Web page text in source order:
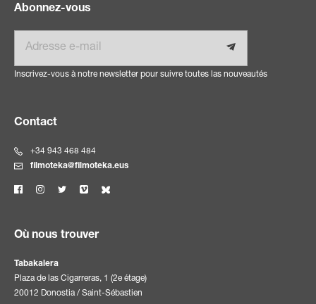
Abonnez-vous
Inscrivez-vous à notre newsletter pour suivre toutes las nouveautés
Contact
+34 943 468 484
filmoteka@filmoteka.eus
Où nous trouver
Tabakalera
Plaza de las Cigarreras, 1 (2e étage)
20012 Donostia / Saint-Sébastien